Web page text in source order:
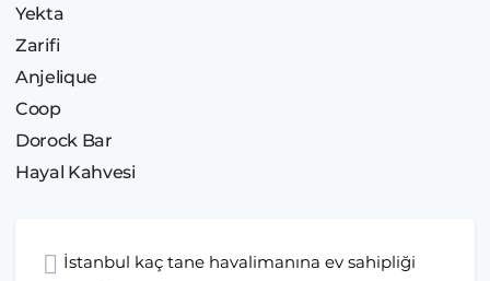
Yekta
Zarifi
Anjelique
Coop
Dorock Bar
Hayal Kahvesi
İstanbul kaç tane havalimanına ev sahipliği